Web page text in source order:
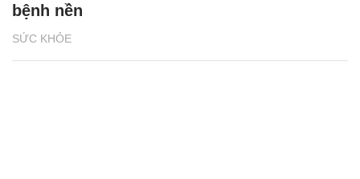
SỨC KHỎE
bệnh nền